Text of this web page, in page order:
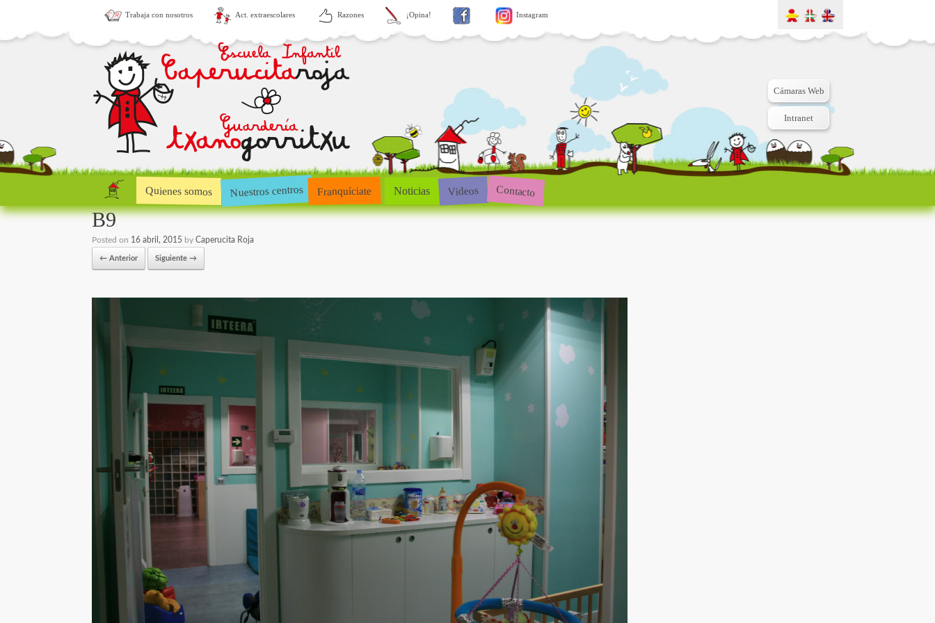
Trabaja con nosotros Act. extraescolares Razones ¡Opina! Instagram
Cámaras Web
Intranet
Quienes somos Nuestros centros Franquíciate Noticias Videos Contacto
B9
Posted on 16 abril, 2015 by Caperucita Roja
← Anterior Siguiente →